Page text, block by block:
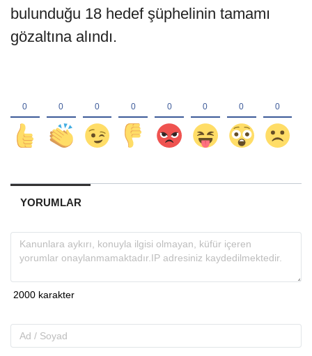
bulunduğu 18 hedef şüphelinin tamamı
gözaltına alındı.
YORUMLAR